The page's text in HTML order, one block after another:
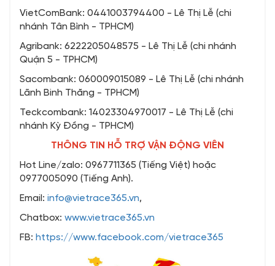
VietComBank: 0441003794400 - Lê Thị Lễ (chi
nhánh Tân Bình - TPHCM)
Agribank: 6222205048575 - Lê Thị Lễ (chi nhánh
Quận 5 - TPHCM)
Sacombank: 060009015089 - Lê Thị Lễ (chi nhánh
Lãnh Binh Thăng - TPHCM)
Teckcombank: 14023304970017 - Lê Thị Lễ (chi
nhánh Kỳ Đồng - TPHCM)
THÔNG TIN HỖ TRỢ VẬN ĐỘNG VIÊN
Hot Line/zalo: 0967711365 (Tiếng Việt) hoặc
0977005090 (Tiếng Anh).
Email: info@vietrace365.vn,
Chatbox: www.vietrace365.vn
FB: https://www.facebook.com/vietrace365